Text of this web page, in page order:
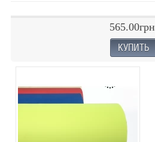
565.00грн